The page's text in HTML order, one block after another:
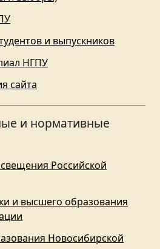
и выпускников
НГПУ
сайта
и нормативные
Российской
и высшего образования
Новосибирской